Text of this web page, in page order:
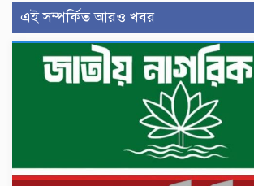
এই সম্পর্কিত আরও খবর